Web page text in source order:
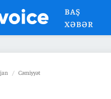
BAŞ
XƏBƏR
/ Cəmiyyət